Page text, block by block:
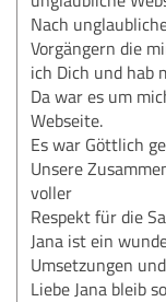
Nach
Vorgängern die
ich Dich und hab
Da war es um
Webseite.
Es war Göttlich
Unsere
voller
Respekt für die
Jana ist ein
Umsetzungen
Liebe Jana bleib